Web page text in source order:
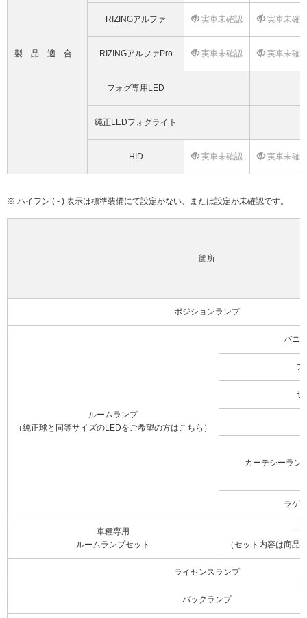
製品適合
RIZINGアルファ 実車未確認 実車未確
RIZINGアルファPro 実車未確認 実車未確
フォグ専用LED
純正LEDフォグライト
HID 実車未確認 実車未確
※ ハイフン ( - ) 表示は標準装備にて設定がない、または設定が未確認です。
箇所
ポジションランプ
ルームランプ
（純正球と同等サイズのLEDをご希望の方はこちら）
バニ
フ
セ
カーテシーラン
ラゲ
車種専用
ルームランプセット
一
（セット内容は商品
ライセンスランプ
バックランプ